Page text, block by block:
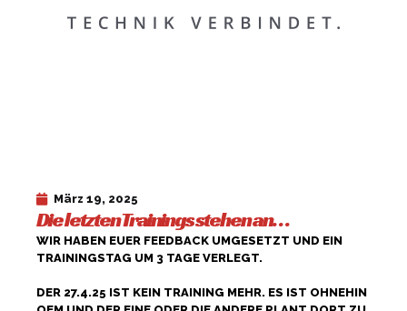
März 19, 2025
Die letzten Trainings stehen an…
WIR HABEN EUER FEEDBACK UMGESETZT UND EIN
TRAININGSTAG UM 3 TAGE VERLEGT.
DER 27.4.25 IST KEIN TRAINING MEHR. ES IST OHNEHIN